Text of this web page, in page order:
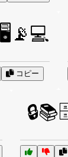
コピー